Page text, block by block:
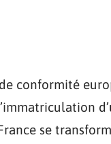
conformité
se